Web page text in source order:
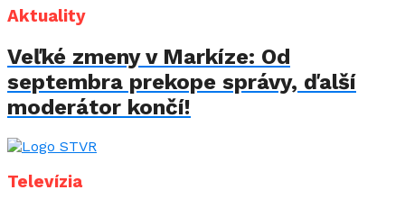
Aktuality
Veľké zmeny v Markíze: Od
septembra prekope správy, ďalší
moderátor končí!
Televízia